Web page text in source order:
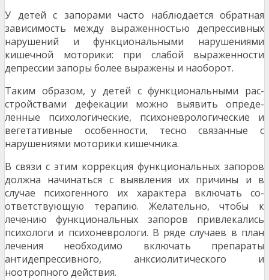
У детей с запорами часто наблюдается обратная
зависимость между выраженностью депрессив­ных
нарушений и функциональными нарушениями
кишечной моторики: при слабой выраженности
депрессии запоры более выражены и наоборот.
Таким образом, у детей с функциональными рас­
стройствами дефекации можно выявить опреде­
ленные психологические, психоневрологические и
вегетативные особенности, тесно связанные с
нарушениями моторики кишечника.
В связи с этим коррекция функциональных запо­ров
должна начинаться с выявления их причины и в
случае психогенного их характера включать со­
ответствующую терапию. Желательно, чтобы к
лечению функциональных запоров привлекались
психологи и психоневрологи. В ряде случаев в план
лечения необходимо включать препараты
антидепрессивного, анксиолитического и
ноотропного действия.